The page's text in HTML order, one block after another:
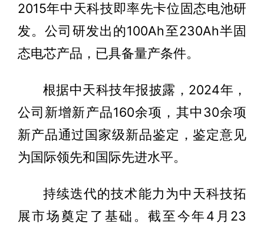
2015年中天科技即率先卡位固态电池研
发。公司研发出的100Ah至230Ah半固
态电芯产品，已具备量产条件。
根据中天科技年报披露，2024年，
公司新增新产品160余项，其中30余项
新产品通过国家级新品鉴定，鉴定意见
为国际领先和国际先进水平。
持续迭代的技术能力为中天科技拓
展市场奠定了基础。截至今年4月23